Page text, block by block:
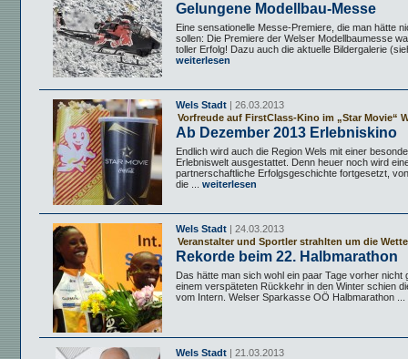
Gelungene Modellbau-Messe
Eine sensationelle Messe-Premiere, die man hätte
sollen: Die Premiere der Welser Modellbaumesse
toller Erfolg! Dazu auch die aktuelle Bildergalerie
weiterlesen
Wels Stadt | 26.03.2013
Vorfreude auf FirstClass-Kino im „Star Movie“
Ab Dezember 2013 Erlebniskino
Endlich wird auch die Region Wels mit einer
Erlebniswelt ausgestattet. Denn heuer noch wird
partnerschaftliche Erfolgsgeschichte fortgesetzt,
die ...
weiterlesen
Wels Stadt | 24.03.2013
Veranstalter und Sportler strahlten um die Wette
Rekorde beim 22. Halbmarathon
Das hätte man sich wohl ein paar Tage vorher nicht
einem verspäteten Rückkehr in den Winter schien
vom Intern. Welser Sparkasse OÖ Halbmarathon ...
Wels Stadt | 21.03.2013